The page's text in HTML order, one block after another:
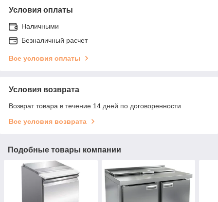
Условия оплаты
Наличными
Безналичный расчет
Все условия оплаты
Условия возврата
Возврат товара в течение 14 дней по договоренности
Все условия возврата
Подобные товары компании